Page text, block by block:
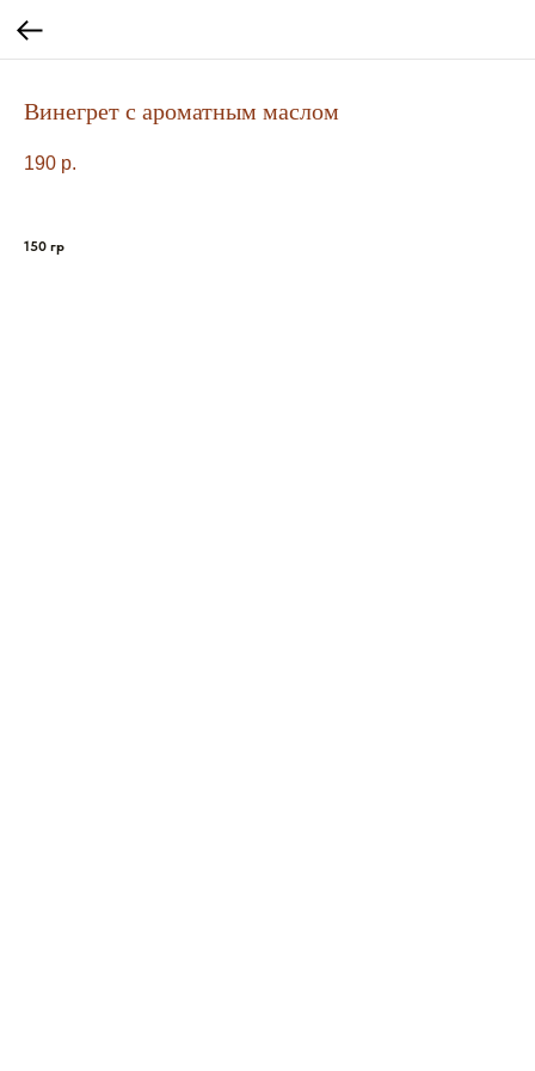
Винегрет с ароматным маслом
190 р.
150 гр